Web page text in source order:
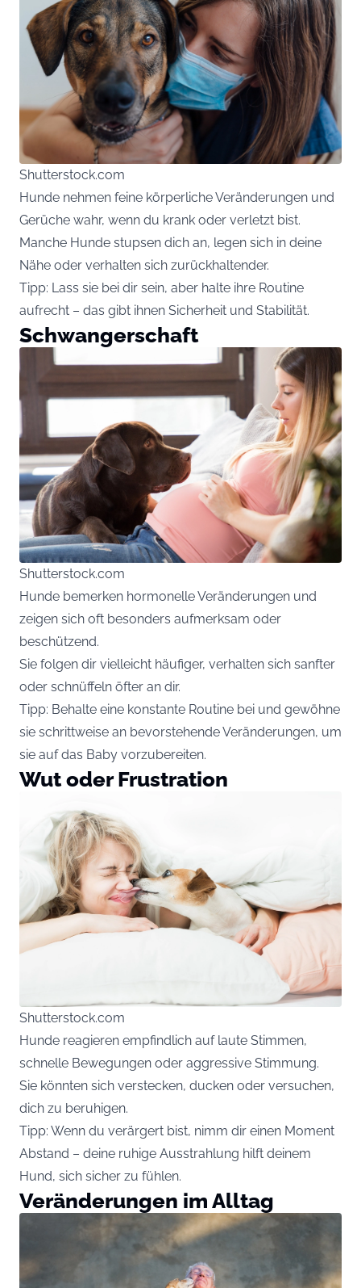
Shutterstock.com
Hunde nehmen feine körperliche Veränderungen und
Gerüche wahr, wenn du krank oder verletzt bist.
Manche Hunde stupsen dich an, legen sich in deine
Nähe oder verhalten sich zurückhaltender.
Tipp: Lass sie bei dir sein, aber halte ihre Routine
aufrecht – das gibt ihnen Sicherheit und Stabilität.
Schwangerschaft
Shutterstock.com
Hunde bemerken hormonelle Veränderungen und
zeigen sich oft besonders aufmerksam oder
beschützend.
Sie folgen dir vielleicht häufiger, verhalten sich sanfter
oder schnüffeln öfter an dir.
Tipp: Behalte eine konstante Routine bei und gewöhne
sie schrittweise an bevorstehende Veränderungen, um
sie auf das Baby vorzubereiten.
Wut oder Frustration
Shutterstock.com
Hunde reagieren empfindlich auf laute Stimmen,
schnelle Bewegungen oder aggressive Stimmung.
Sie könnten sich verstecken, ducken oder versuchen,
dich zu beruhigen.
Tipp: Wenn du verärgert bist, nimm dir einen Moment
Abstand – deine ruhige Ausstrahlung hilft deinem
Hund, sich sicher zu fühlen.
Veränderungen im Alltag